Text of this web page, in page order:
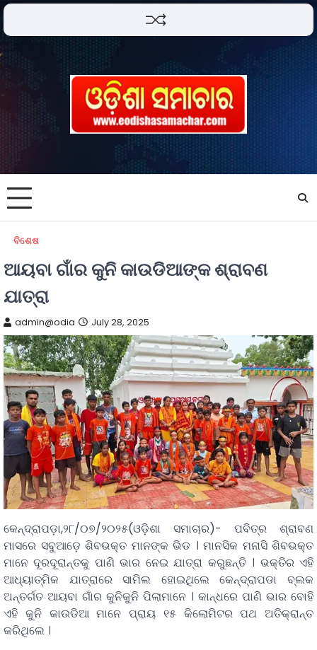
ବିଶେଷ
ଆୟବା ଗାଁର କୁନି କାଉଡିଆଙ୍କ ଶ୍ରାବଣ
ଯାତ୍ରା
admin@odia July 28, 2025
କେନ୍ଦ୍ରାପଡ଼ା,୨୮/୦୭/୨୦୨୫(ଓଡ଼ିଶା ସମାଚାର)- ପବିତ୍ର ଶ୍ରାବଣ
ମାସରେ ସବୁଆଡ଼େ ଶିବଭକ୍ତ ମାନଙ୍କ ଭିଡ । ମାନସିକ ମନାସି ଶିବଭକ୍ତ
ମାନେ ଦୂରଦୂରାନ୍ତକୁ ପାଣି ଭାର ନେଇ ଯାତ୍ରା କରୁଛନ୍ତି । ଭକ୍ତିର ଏହି
ଆଧ୍ୟାତ୍ମିକ ଯାତ୍ରାରେ ସାମିଲ ହୋଇଥିଲେ କେନ୍ଦ୍ରାପଡା ବ୍ଲକ
ଅନ୍ତର୍ଗତ ଆୟବା ଗାଁର କୁନିକୁନି ପିଲାମାନେ । କାନ୍ଧରେ ପାଣି ଭାର ବୋହି
ଏହି କୁନି କାଉଡିଆ ମାନେ ପ୍ରାୟ ୧୫ କିଲୋମିଟର ପଥ ଅତିକ୍ରାନ୍ତ
କରିଥିଲେ ।